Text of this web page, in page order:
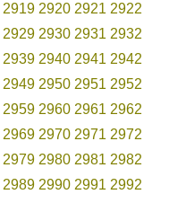
2919 2920 2921 2922
2929 2930 2931 2932
2939 2940 2941 2942
2949 2950 2951 2952
2959 2960 2961 2962
2969 2970 2971 2972
2979 2980 2981 2982
2989 2990 2991 2992